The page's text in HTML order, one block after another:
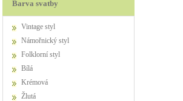
Barva svatby
Vintage styl
Námořnický styl
Folklorní styl
Bílá
Krémová
Žlutá